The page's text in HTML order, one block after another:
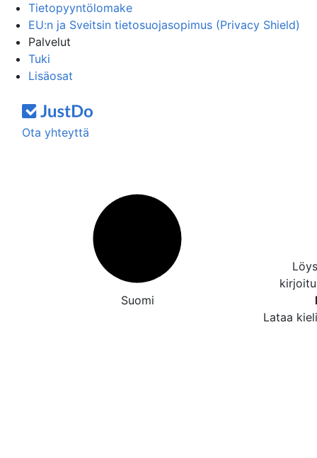
Tietopyyntölomake
EU:n ja Sveitsin tietosuojasopimus (Privacy Shield)
Palvelut
Tuki
Lisäosat
Ota yhteyttä
Suomi
Lataa